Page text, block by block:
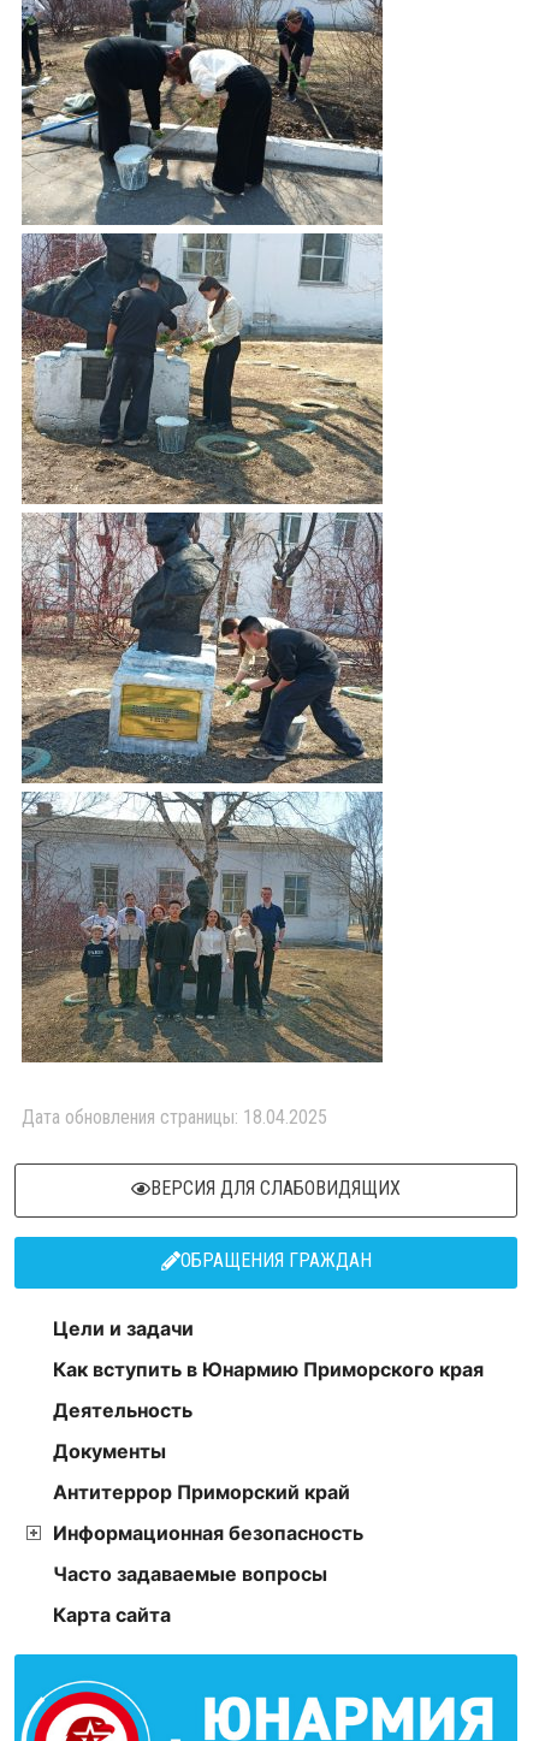
Дата обновления страницы: 18.04.2025
ВЕРСИЯ ДЛЯ СЛАБОВИДЯЩИХ
ОБРАЩЕНИЯ ГРАЖДАН
Цели и задачи
Как вступить в Юнармию Приморского края
Деятельность
Документы
Антитеррор Приморский край
Информационная безопасность
Часто задаваемые вопросы
Карта сайта